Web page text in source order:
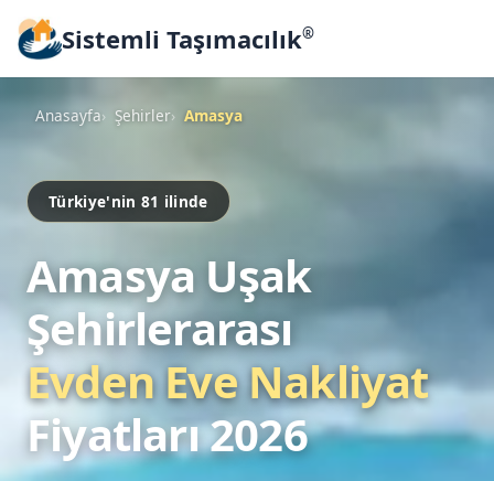
Sistemli Taşımacılık®
Anasayfa Şehirler Amasya
Türkiye'nin 81 ilinde
Amasya Uşak
Şehirlerarası
Evden Eve Nakliyat
Fiyatları 2026